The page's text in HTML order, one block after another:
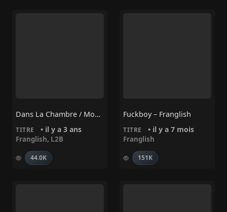
Dans La Chambre / Money – L2B, Franglish
TITRE • il y a 3 ans
Franglish, L2B
44.0K
Fuckboy – Franglish
TITRE • il y a 7 mois
Franglish
151K